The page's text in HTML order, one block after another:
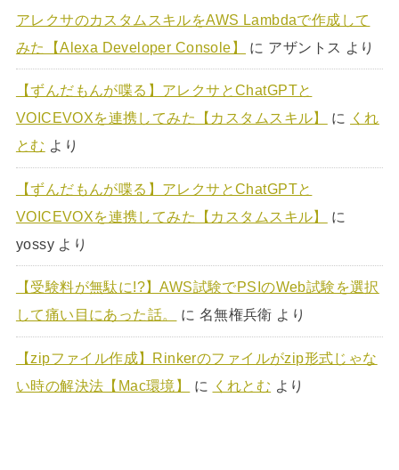
アレクサのカスタムスキルをAWS Lambdaで作成して
みた【Alexa Developer Console】
に アザントス より
【ずんだもんが喋る】アレクサとChatGPTと
VOICEVOXを連携してみた【カスタムスキル】
に
くれ
とむ より
【ずんだもんが喋る】アレクサとChatGPTと
VOICEVOXを連携してみた【カスタムスキル】
に
yossyより
【受験料が無駄に!?】AWS試験でPSIのWeb試験を選択
して痛い目にあった話。
に 名無権兵衛 より
【zipファイル作成】Rinkerのファイルがzip形式じゃな
い時の解決法【Mac環境】
に くれとむ より